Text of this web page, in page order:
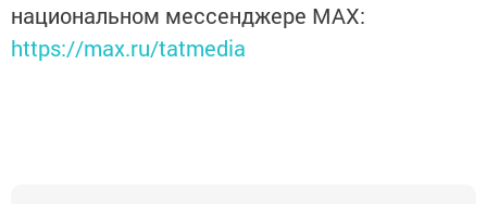
национальном мессенджере MАХ:
https://max.ru/tatmedia